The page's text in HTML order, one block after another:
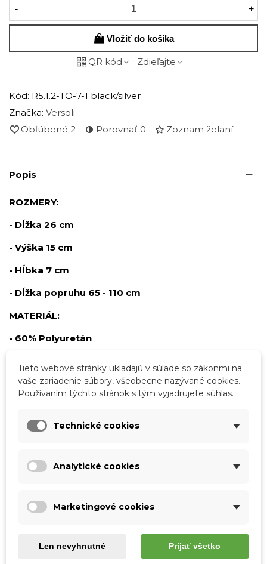
- +
Vložiť do košíka
QR kód Zdieľajte
Kód: R5.1.2-TO-7-1 black/silver
Značka: Versoli
Obľúbené 2 Porovnať 0 Zoznam želaní
Popis
ROZMERY:
- Dĺžka 26 cm
- Výška 15 cm
- Hĺbka 7 cm
- Dĺžka popruhu 65 - 110 cm
MATERIÁL:
- 60% Polyuretán
Tabuľka vlastností
Farba
Čierna
S nápisom
Skladová dostupnosť
Odosielame IHNEĎ
Tieto webové stránky ukladajú v súlade so zákonmi na
vaše zariadenie súbory, všeobecne nazývané cookies.
Používaním týchto stránok s tým vyjadrujete súhlas.
Technické cookies
Analytické cookies
Marketingové cookies
Len nevyhnutné Prijať všetko